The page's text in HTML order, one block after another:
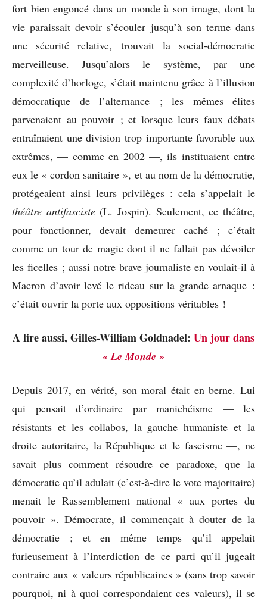
fort bien engoncé dans un monde à son image, dont la
vie paraissait devoir s’écouler jusqu’à son terme dans
une sécurité relative, trouvait la social-démocratie
merveilleuse. Jusqu’alors le système, par une
complexité d’horloge, s’était maintenu grâce à l’illusion
démocratique de l’alternance ; les mêmes élites
parvenaient au pouvoir ; et lorsque leurs faux débats
entraînaient une division trop importante favorable aux
extrêmes, — comme en 2002 —, ils instituaient entre
eux le « cordon sanitaire », et au nom de la démocratie,
protégeaient ainsi leurs privilèges : cela s’appelait le
théâtre antifasciste(L. Jospin). Seulement, ce théâtre,
pour fonctionner, devait demeurer caché ; c’était
comme un tour de magie dont il ne fallait pas dévoiler
les ficelles ; aussi notre brave journaliste en voulait-il à
Macron d’avoir levé le rideau sur la grande arnaque :
c’était ouvrir la porte aux oppositions véritables !
A lire aussi, Gilles-William Goldnadel: Un jour dans
« Le Monde »
Depuis 2017, en vérité, son moral était en berne. Lui
qui pensait d’ordinaire par manichéisme — les
résistants et les collabos, la gauche humaniste et la
droite autoritaire, la République et le fascisme —, ne
savait plus comment résoudre ce paradoxe, que la
démocratie qu’il adulait (c’est-à-dire le vote majoritaire)
menait le Rassemblement national « aux portes du
pouvoir ». Démocrate, il commençait à douter de la
démocratie ; et en même temps qu’il appelait
furieusement à l’interdiction de ce parti qu’il jugeait
contraire aux « valeurs républicaines » (sans trop savoir
pourquoi, ni à quoi correspondaient ces valeurs), il se